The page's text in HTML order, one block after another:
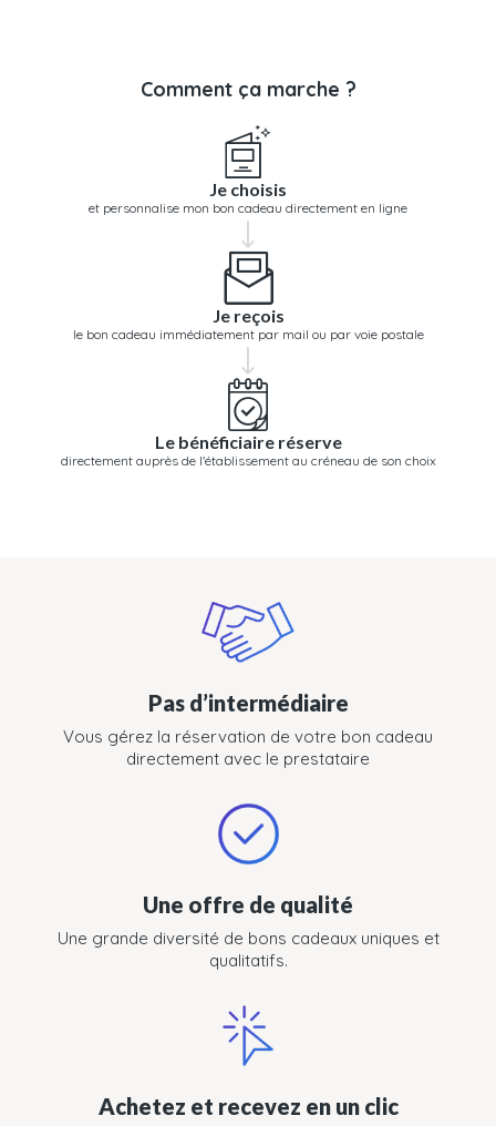
Comment ça marche ?
Je choisis
et personnalise mon bon cadeau directement en ligne
Je reçois
le bon cadeau immédiatement par mail ou par voie postale
Le bénéficiaire réserve
directement auprès de l'établissement au créneau de son choix
Pas d’intermédiaire
Vous gérez la réservation de votre bon cadeau
directement avec le prestataire
Une offre de qualité
Une grande diversité de bons cadeaux uniques et
qualitatifs.
Achetez et recevez en un clic